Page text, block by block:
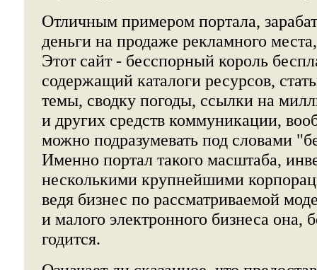
Отличным примером портала,
деньги на продаже рекламного
Этот сайт - бесспорный король
содержащий каталоги ресурсов,
темы, сводку погоды, ссылки на
и других средств коммуникации,
можно подразумевать под словами
Именно портал такого масштаба,
несколькими крупнейшими
ведя бизнес по рассматриваемой
и малого электронного бизнеса она,
годится.